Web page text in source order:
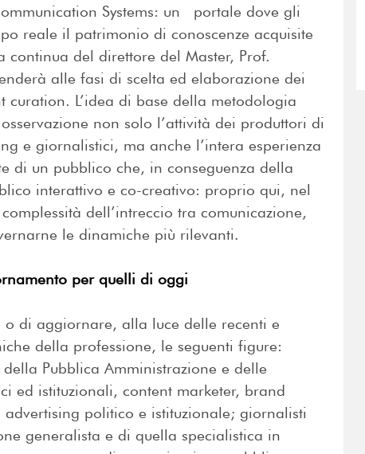
Systems: un portale dove gli
reale il patrimonio di conoscenze acquisite
continua del direttore del Master, Prof.
alle fasi di scelta ed elaborazione dei
L’idea di base della metodologia
non solo l’attività dei produttori di
e giornalistici, ma anche l’intera esperienza
di un pubblico che, in conseguenza della
interattivo e co-creativo: proprio qui, nel
dell’intreccio tra comunicazione,
le dinamiche più rilevanti.
per quelli di oggi
di aggiornare, alla luce delle recenti e
della professione, le seguenti figure:
Pubblica Amministrazione e delle
ed istituzionali, content marketer, brand
politico e istituzionale; giornalisti
generalista e di quella specialistica in